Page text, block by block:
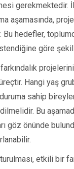
gerekmektedir.
aşamasında,
hedefler,
göre
Hangi yaş
sahip
Bu
göz önünde
etkili bir